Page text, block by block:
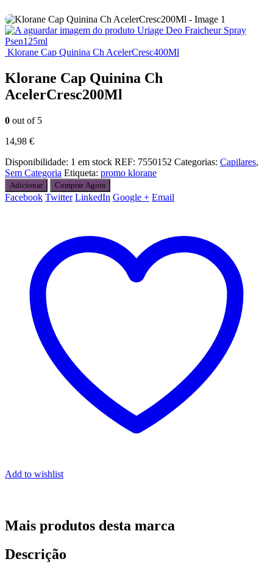
Uriage Deo Fraicheur Spray
Psen125ml
Klorane Cap Quinina Ch AcelerCresc400Ml
Klorane Cap Quinina Ch
AcelerCresc200Ml
0 out of 5
14,98 €
Disponibilidade: 1 em stock REF: 7550152 Categorias: Capilares,
Sem Categoria Etiqueta: promo klorane
Adicionar Comprar Agora
Facebook Twitter LinkedIn Google + Email
Add to wishlist
Mais produtos desta marca
Descrição